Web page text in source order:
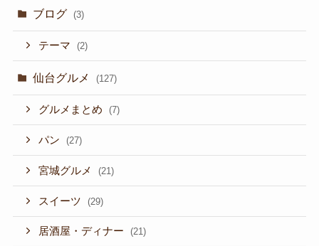
ブログ (3)
テーマ (2)
仙台グルメ (127)
グルメまとめ (7)
パン (27)
宮城グルメ (21)
スイーツ (29)
居酒屋・ディナー (21)